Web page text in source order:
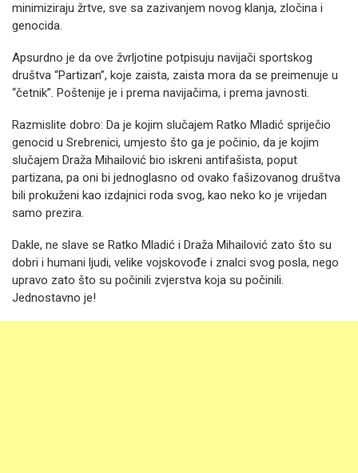
minimiziraju žrtve, sve sa zazivanjem novog klanja, zločina i
genocida.
Apsurdno je da ove žvrljotine potpisuju navijači sportskog
društva “Partizan”, koje zaista, zaista mora da se preimenuje u
“četnik”. Poštenije je i prema navijačima, i prema javnosti.
Razmislite dobro: Da je kojim slučajem Ratko Mladić spriječio
genocid u Srebrenici, umjesto što ga je počinio, da je kojim
slučajem Draža Mihailović bio iskreni antifašista, poput
partizana, pa oni bi jednoglasno od ovako fašizovanog društva
bili prokuženi kao izdajnici roda svog, kao neko ko je vrijedan
samo prezira.
Dakle, ne slave se Ratko Mladić i Draža Mihailović zato što su
dobri i humani ljudi, velike vojskovođe i znalci svog posla, nego
upravo zato što su počinili zvjerstva koja su počinili.
Jednostavno je!